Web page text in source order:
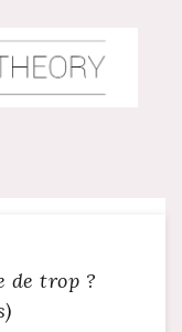
de trop ?